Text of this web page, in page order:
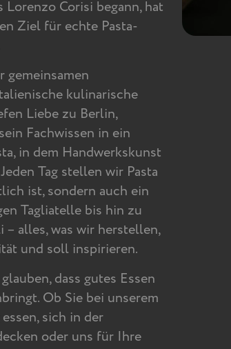
Lorenzo Corisi begann, hat
Ziel für echte Pasta-
gemeinsamen
kulinarische
Liebe zu Berlin,
Fachwissen in ein
in dem Handwerkskunst
Tag stellen wir Pasta
ist, sondern auch ein
Tagliatelle bis hin zu
alles, was wir herstellen,
und soll inspirieren.
dass gutes Essen
Ob Sie bei unserem
sich in der
oder uns für Ihre